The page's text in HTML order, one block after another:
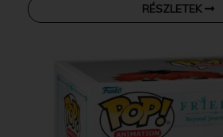
RÉSZLETEK